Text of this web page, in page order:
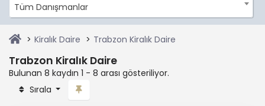
Tüm Danışmanlar
Kiralık Daire Trabzon Kiralık Daire
Trabzon Kiralık Daire
Bulunan 8 kaydın 1 - 8 arası gösteriliyor.
Sırala